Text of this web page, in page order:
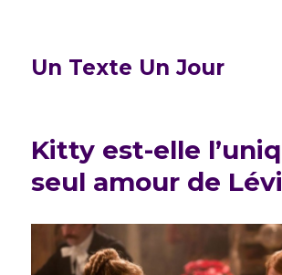
Un Texte Un Jour
Kitty est-elle
seul amour de